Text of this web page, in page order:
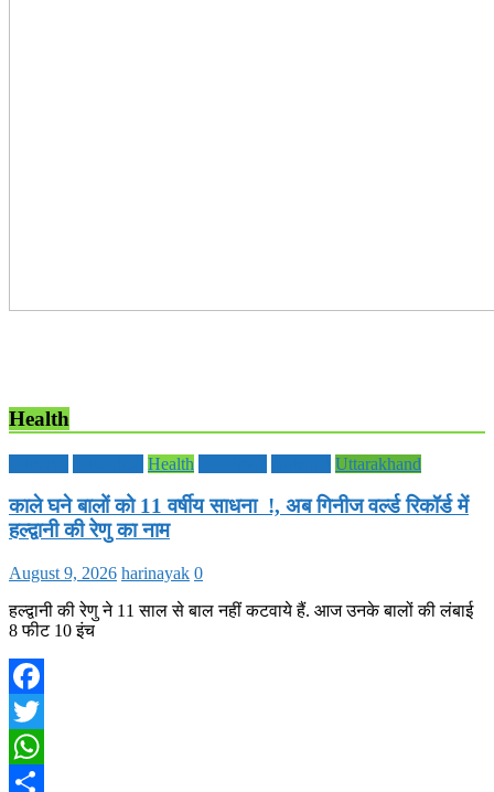
Health
Health Uttarakhand
काले घने बालों को 11 वर्षीय साधना !, अब गिनीज वर्ल्ड रिकॉर्ड में
हल्द्वानी की रेणु का नाम
August 9, 2026 harinayak 0
हल्द्वानी की रेणु ने 11 साल से बाल नहीं कटवाये हैं. आज उनके बालों की लंबाई
8 फीट 10 इंच
Facebook
Twitter
WhatsApp